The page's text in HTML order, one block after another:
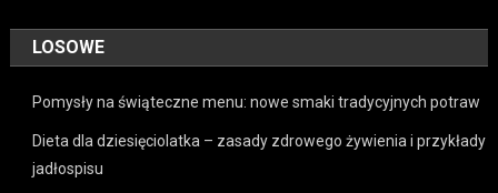
LOSOWE
Pomysły na świąteczne menu: nowe smaki tradycyjnych potraw
Dieta dla dziesięciolatka – zasady zdrowego żywienia i przykłady
jadłospisu